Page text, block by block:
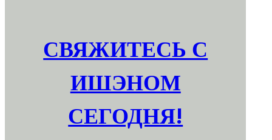
СВЯЖИТЕСЬ С
ИШЭНОМ
СЕГОДНЯ!